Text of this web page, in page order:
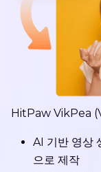
HitPaw VikPea
AI 기반 영상
으로 제작